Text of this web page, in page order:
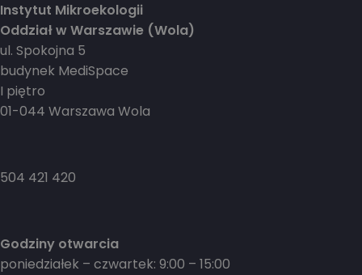
Instytut Mikroekologii
Oddział w Warszawie (Wola)
ul. Spokojna 5
budynek MediSpace
I piętro
01-044 Warszawa Wola
504 421 420
Godziny otwarcia
poniedziałek – czwartek: 9:00 – 15:00